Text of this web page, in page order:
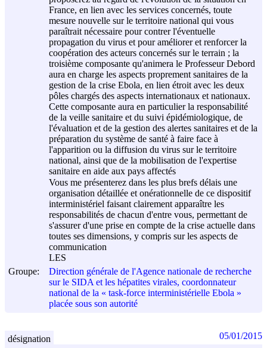
France, en lien avec les services concernés, toute
mesure nouvelle sur le territoire national qui vous
paraîtrait nécessaire pour contrer l'éventuelle
propagation du virus et pour améliorer et renforcer la
coopération des acteurs concernés sur le terrain ; la
troisième composante qu'animera le Professeur Debord
aura en charge les aspects proprement sanitaires de la
gestion de la crise Ebola, en lien étroit avec les deux
pôles chargés des aspects internationaux et nationaux.
Cette composante aura en particulier la responsabilité
de la veille sanitaire et du suivi épidémiologique, de
l'évaluation et de la gestion des alertes sanitaires et de la
préparation du système de santé à faire face à
l'apparition ou la diffusion du virus sur le territoire
national, ainsi que de la mobilisation de l'expertise
sanitaire en aide aux pays affectés
Vous me présenterez dans les plus brefs délais une
organisation détaillée et onérationnelle de ce dispositif
interministériel faisant clairement apparaître les
responsabilités de chacun d'entre vous, permettant de
s'assurer d'une prise en compte de la crise actuelle dans
toutes ses dimensions, y compris sur les aspects de
communication
LES
Groupe:
Direction générale de l'Agence nationale de recherche
sur le SIDA et les hépatites virales, coordonnateur
national de la « task-force interministérielle Ebola »
placée sous son autorité
désignation 05/01/2015